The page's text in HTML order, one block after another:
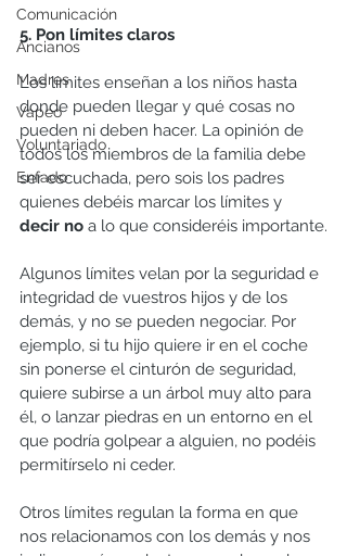
Comunicación
Ancianos
Madres
Vapeo
Voluntariado
Enfado
5. Pon límites claros
Los límites enseñan a los niños hasta
donde pueden llegar y qué cosas no
pueden ni deben hacer. La opinión de
todos los miembros de la familia debe
ser escuchada, pero sois los padres
quienes debéis marcar los límites y
decir no a lo que consideréis importante.
Algunos límites velan por la seguridad e
integridad de vuestros hijos y de los
demás, y no se pueden negociar. Por
ejemplo, si tu hijo quiere ir en el coche
sin ponerse el cinturón de seguridad,
quiere subirse a un árbol muy alto para
él, o lanzar piedras en un entorno en el
que podría golpear a alguien, no podéis
permitírselo ni ceder.
Otros límites regulan la forma en que
nos relacionamos con los demás y nos